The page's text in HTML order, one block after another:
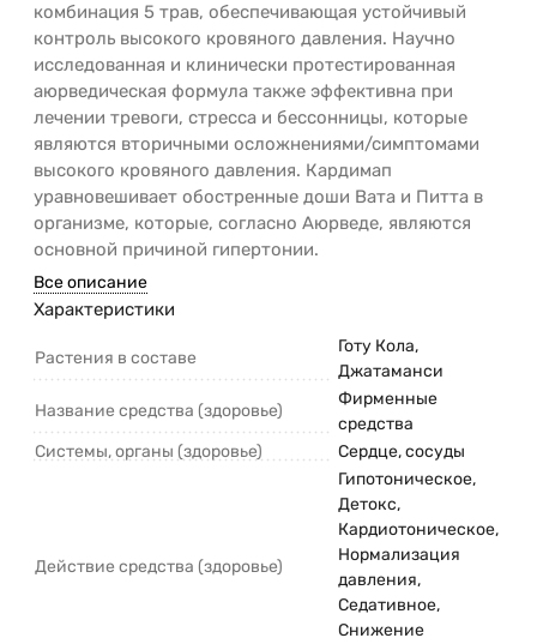
комбинация 5 трав, обеспечивающая устойчивый
контроль высокого кровяного давления. Научно
исследованная и клинически протестированная
аюрведическая формула также эффективна при
лечении тревоги, стресса и бессонницы, которые
являются вторичными осложнениями/симптомами
высокого кровяного давления. Кардимап
уравновешивает обостренные доши Вата и Питта в
организме, которые, согласно Аюрведе, являются
основной причиной гипертонии.
Все описание
Характеристики
Растения в составе
Готу Кола,
Джатаманси
Название средства (здоровье)
Фирменные
средства
Системы, органы (здоровье)
Сердце, сосуды
Действие средства (здоровье)
Гипотоническое,
Детокс,
Кардиотоническое,
Нормализация
давления,
Седативное,
Снижение